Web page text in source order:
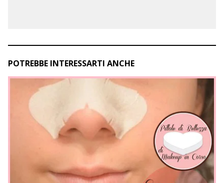
POTREBBE INTERESSARTI ANCHE